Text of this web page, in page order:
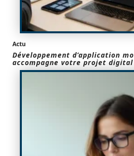
Actu
Développement d’application
accompagne votre projet digital